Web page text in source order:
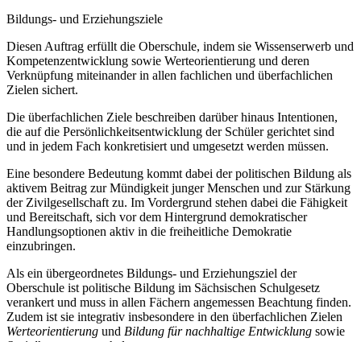
Bildungs- und Erziehungsziele
Diesen Auftrag erfüllt die Oberschule, indem sie Wissenserwerb und
Kompetenzentwicklung sowie Werteorientierung und deren
Verknüpfung miteinander in allen fachlichen und überfachlichen
Zielen sichert.
Die überfachlichen Ziele beschreiben darüber hinaus Intentionen,
die auf die Persönlichkeitsentwicklung der Schüler gerichtet sind
und in jedem Fach konkretisiert und umgesetzt werden müssen.
Eine besondere Bedeutung kommt dabei der politischen Bildung als
aktivem Beitrag zur Mündigkeit junger Menschen und zur Stärkung
der Zivilgesellschaft zu. Im Vordergrund stehen dabei die Fähigkeit
und Bereitschaft, sich vor dem Hintergrund demokratischer
Handlungsoptionen aktiv in die freiheitliche Demokratie
einzubringen.
Als ein übergeordnetes Bildungs- und Erziehungsziel der
Oberschule ist politische Bildung im Sächsischen Schulgesetz
verankert und muss in allen Fächern angemessen Beachtung finden.
Zudem ist sie integrativ insbesondere in den überfachlichen Zielen
Werteorientierung und Bildung für nachhaltige Entwicklung sowie